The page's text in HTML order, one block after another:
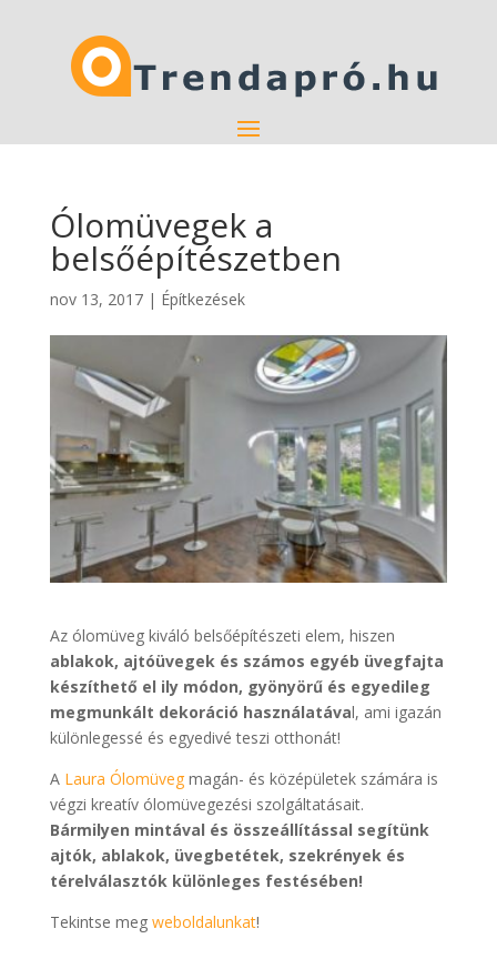
Ólomüvegek a
belsőépítészetben
nov 13, 2017| Építkezések
Az ólomüveg kiváló belsőépítészeti elem, hiszen
ablakok, ajtóüvegek és számos egyéb üvegfajta
készíthető el ily módon, gyönyörű és egyedileg
megmunkált dekoráció használatával, ami igazán
különlegessé és egyedivé teszi otthonát!
A Laura Ólomüvegmagán- és középületek számára is
végzi kreatív ólomüvegezési szolgáltatásait.
Bármilyen mintával és összeállítással segítünk
ajtók, ablakok, üvegbetétek, szekrények és
térelválasztók különleges festésében!
Tekintse meg weboldalunkat!